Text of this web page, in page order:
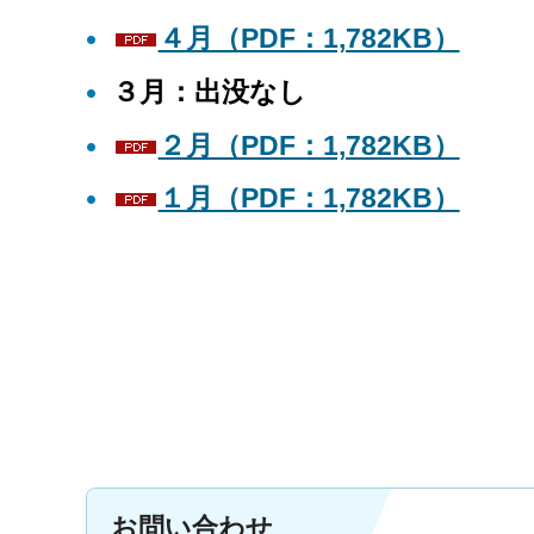
４月（PDF：1,782KB）
３月：出没なし
２月（PDF：1,782KB）
１月（PDF：1,782KB）
お問い合わせ